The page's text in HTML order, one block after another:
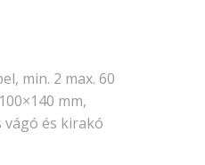
min. 2 max. 60
mm,
vágó és kirakó